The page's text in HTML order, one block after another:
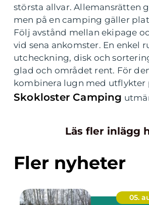
största allvar. Allemansrätten
men på en camping gäller
Följ avstånd mellan ekipage
vid sena ankomster. En enkel
utcheckning, disk och
glad och området rent. För
kombinera lugn med utflykter
Skokloster Camping
Läs fler inlägg
Fler nyheter
05.